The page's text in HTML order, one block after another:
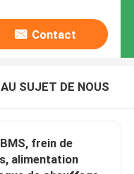
Contact
AU SUJET DE NOUS
frein de
alimentation